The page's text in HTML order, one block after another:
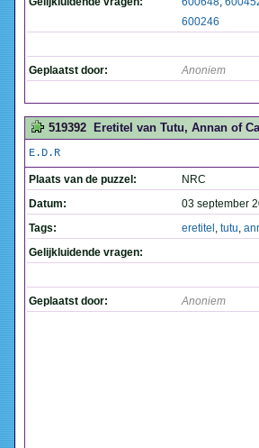
600246
Geplaatst door: Anoniem
519392 Eretitel van Tutu, Annan of
E.D.R
Plaats van de puzzel:
NRC
Datum:
03 september
Tags:
eretitel , tutu,
Gelijkluidende vragen:
Geplaatst door: Anoniem